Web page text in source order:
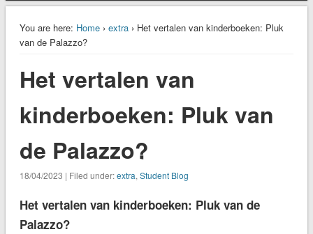
You are here: Home› extra› Het vertalen van kinderboeken: Pluk
van de Palazzo?
Het vertalen van
kinderboeken: Pluk van
de Palazzo?
18/04/2023 | Filed under:extra, Student Blog
Het vertalen van kinderboeken: Pluk van de
Palazzo?